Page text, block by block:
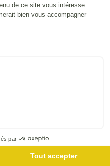
de ce site vous intéresse
bien vous accompagner
par
Tout accepter
légales
site